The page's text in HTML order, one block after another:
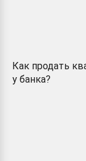
Как продать
у банка?